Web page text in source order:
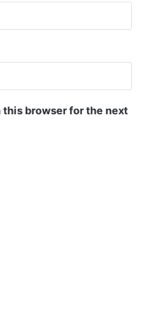
browser for the next